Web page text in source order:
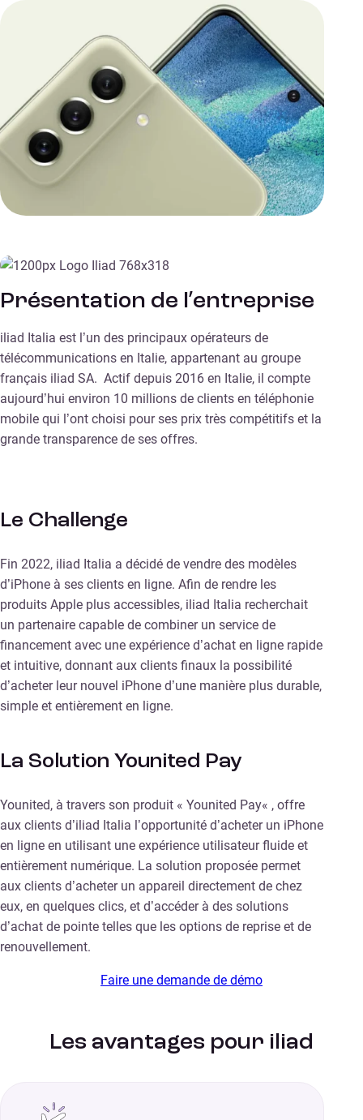
Présentation de l’entreprise
iliad Italia est l’un des principaux opérateurs de
télécommunications en Italie, appartenant au groupe
français iliad SA. Actif depuis 2016 en Italie, il compte
aujourd’hui environ 10 millions de clients en téléphonie
mobile qui l’ont choisi pour ses prix très compétitifs et la
grande transparence de ses offres.
Le Challenge
Fin 2022, iliad Italia a décidé de vendre des modèles
d’iPhone à ses clients en ligne. Afin de rendre les
produits Apple plus accessibles, iliad Italia recherchait
un partenaire capable de combiner un service de
financement avec une expérience d’achat en ligne rapide
et intuitive, donnant aux clients finaux la possibilité
d’acheter leur nouvel iPhone d’une manière plus durable,
simple et entièrement en ligne.
La Solution Younited Pay
Younited, à travers son produit « Younited Pay« , offre
aux clients d’iliad Italia l’opportunité d’acheter un iPhone
en ligne en utilisant une expérience utilisateur fluide et
entièrement numérique. La solution proposée permet
aux clients d’acheter un appareil directement de chez
eux, en quelques clics, et d’accéder à des solutions
d’achat de pointe telles que les options de reprise et de
renouvellement.
Faire une demande de démo
Les avantages pour iliad